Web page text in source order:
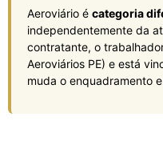
Aeroviário é categoria
independentemente da
contratante, o
Aeroviários PE) e está
muda o enquadramento